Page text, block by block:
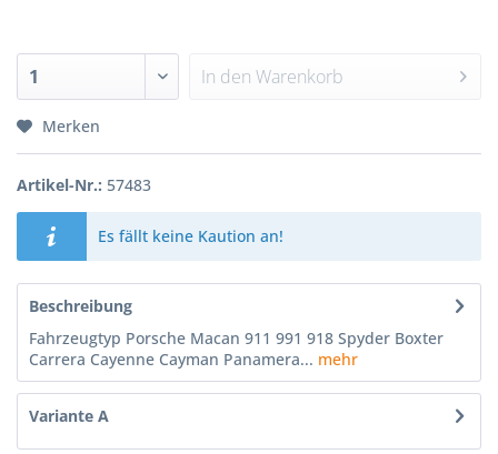
In den Warenkorb
Merken
Artikel-Nr.: 57483
Es fällt keine Kaution an!
Beschreibung
Fahrzeugtyp Porsche Macan 911 991 918 Spyder Boxter
Carrera Cayenne Cayman Panamera... mehr
Variante A